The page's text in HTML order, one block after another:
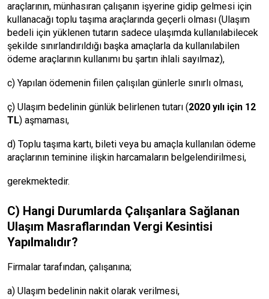
araçlarının, münhasıran çalışanın işyerine gidip gelmesi için
kullanacağı toplu taşıma araçlarında geçerli olması (Ulaşım
bedeli için yüklenen tutarın sadece ulaşımda kullanılabilecek
şekilde sınırlandırıldığı başka amaçlarla da kullanılabilen
ödeme araçlarının kullanımı bu şartın ihlali sayılmaz),
c) Yapılan ödemenin fiilen çalışılan günlerle sınırlı olması,
ç) Ulaşım bedelinin günlük belirlenen tutarı (2020 yılı için 12
TL) aşmaması,
d) Toplu taşıma kartı, bileti veya bu amaçla kullanılan ödeme
araçlarının teminine ilişkin harcamaların belgelendirilmesi,
gerekmektedir.
C) Hangi Durumlarda Çalışanlara Sağlanan
Ulaşım Masraflarından Vergi Kesintisi
Yapılmalıdır?
Firmalar tarafından, çalışanına;
a) Ulaşım bedelinin nakit olarak verilmesi,